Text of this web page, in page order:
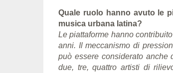
Quale ruolo hanno avuto le
musica urbana latina?
Le piattaforme hanno
anni. Il meccanismo di
può essere considerato anche
due, tre, quattro artisti di